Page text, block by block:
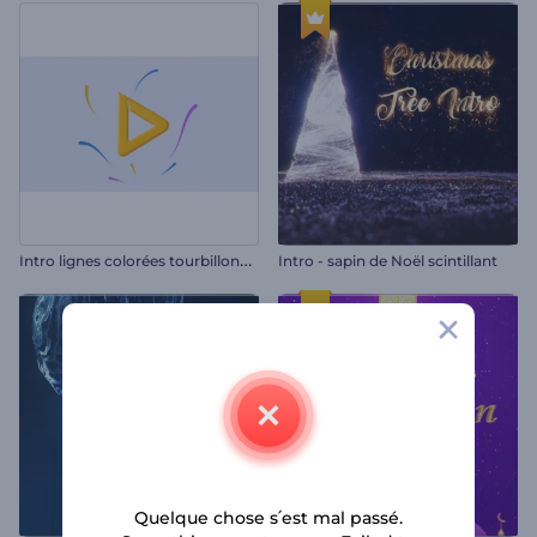
I
ntro lignes colorées tourbillonnantes Intro - sapin de Noël scintillant
Quelque chose s՛est mal passé.